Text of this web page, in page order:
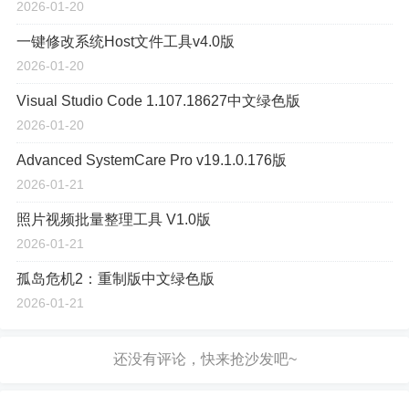
2026-01-20
一键修改系统Host文件工具v4.0版
2026-01-20
Visual Studio Code 1.107.18627中文绿色版
2026-01-20
Advanced SystemCare Pro v19.1.0.176版
2026-01-21
照片视频批量整理工具 V1.0版
2026-01-21
孤岛危机2：重制版中文绿色版
2026-01-21